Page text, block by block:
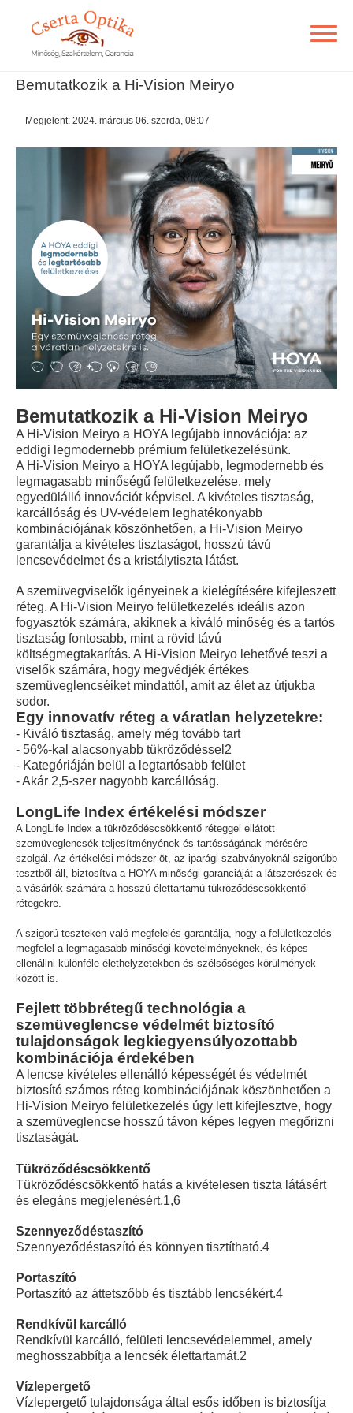
Bemutatkozik a Hi-Vision Meiryo
Megjelent: 2024. március 06. szerda, 08:07
Bemutatkozik a Hi-Vision Meiryo
A Hi-Vision Meiryo a HOYA legújabb innovációja: az
eddigi legmodernebb prémium felületkezelésünk.
A Hi-Vision Meiryo a HOYA legújabb, legmodernebb és
legmagasabb minőségű felületkezelése, mely
egyedülálló innovációt képvisel. A kivételes tisztaság,
karcállóság és UV-védelem leghatékonyabb
kombinációjának köszönhetően, a Hi-Vision Meiryo
garantálja a kivételes tisztaságot, hosszú távú
lencsevédelmet és a kristálytiszta látást.
A szemüvegviselők igényeinek a kielégítésére kifejleszett
réteg. A Hi-Vision Meiryo felületkezelés ideális azon
fogyasztók számára, akiknek a kiváló minőség és a tartós
tisztaság fontosabb, mint a rövid távú
költségmegtakarítás. A Hi-Vision Meiryo lehetővé teszi a
viselők számára, hogy megvédjék értékes
szemüveglencséiket mindattól, amit az élet az útjukba
sodor.
Egy innovatív réteg a váratlan helyzetekre:
- Kiváló tisztaság, amely még tovább tart
- 56%-kal alacsonyabb tükröződéssel2
- Kategóriáján belül a legtartósabb felület
- Akár 2,5-szer nagyobb karcállóság.
LongLife Index értékelési módszer
A LongLife Index a tükröződéscsökkentő réteggel ellátott
szemüveglencsék teljesítményének és tartósságának mérésére
szolgál. Az értékelési módszer öt, az iparági szabványoknál szigorúbb
tesztből áll, biztosítva a HOYA minőségi garanciáját a látszerészek és
a vásárlók számára a hosszú élettartamú tükröződéscsökkentő
rétegekre.
A szigorú teszteken való megfelelés garantálja, hogy a felületkezelés
megfelel a legmagasabb minőségi követelményeknek, és képes
ellenállni különféle élethelyzetekben és szélsőséges körülmények
között is.
Fejlett többrétegű technológia a
szemüveglencse védelmét biztosító
tulajdonságok legkiegyensúlyozottabb
kombinációja érdekében
A lencse kivételes ellenálló képességét és védelmét
biztosító számos réteg kombinációjának köszönhetően a
Hi-Vision Meiryo felületkezelés úgy lett kifejlesztve, hogy
a szemüveglencse hosszú távon képes legyen megőrizni
tisztaságát.
Tükröződéscsökkentő
Tükröződéscsökkentő hatás a kivételesen tiszta látásért
és elegáns megjelenésért.1,6
Szennyeződéstaszító
Szennyeződéstaszító és könnyen tisztítható.4
Portaszító
Portaszító az áttetszőbb és tisztább lencsékért.4
Rendkívül karcálló
Rendkívül karcálló, felületi lencsevédelemmel, amely
meghosszabbítja a lencsék élettartamát.2
Vízlepergető
Vízlepergető tulajdonsága által esős időben is biztosítja